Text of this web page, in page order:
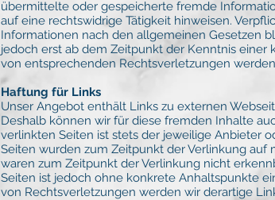
übermittelte oder gespeicherte fremde
auf eine rechtswidrige Tätigkeit hinweisen.
Informationen nach den allgemeinen Gesetzen
jedoch erst ab dem Zeitpunkt der Kenntnis
von entsprechenden Rechtsverletzungen
Haftung für Links
Unser Angebot enthält Links zu externen
Deshalb können wir für diese fremden Inhalte
verlinkten Seiten ist stets der jeweilige Anbieter
Seiten wurden zum Zeitpunkt der Verlinkung
waren zum Zeitpunkt der Verlinkung nicht
Seiten ist jedoch ohne konkrete Anhaltspunkte
von Rechtsverletzungen werden wir derartige